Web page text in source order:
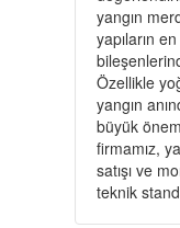
yangın
yapıların
Özellikle
yangın
büyük
firmamız,
satışı ve
teknik